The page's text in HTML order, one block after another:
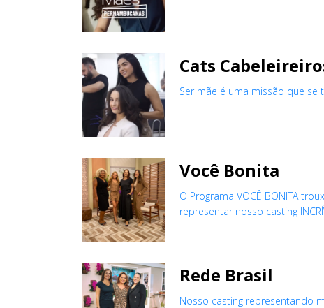
Cats
Ser mãe é uma missão que
Você Bonita
O Programa VOCÊ BONITA
representar nosso casting
Rede Brasil
Nosso casting representando